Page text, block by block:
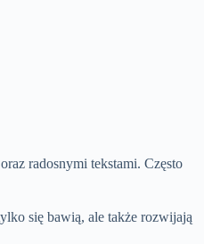
radosnymi tekstami. Często
się bawią, ale także rozwijają